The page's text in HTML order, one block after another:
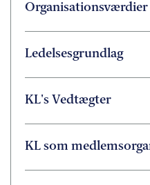
Organisationsværdier
Ledelsesgrundlag
KL's Vedtægter
KL som